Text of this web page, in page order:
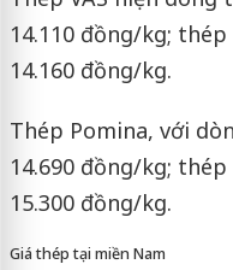
14.110 đồng/kg;
14.160 đồng/kg.
Thép Pomina, với
14.690 đồng/kg;
15.300 đồng/kg.
Giá thép tại miền Nam